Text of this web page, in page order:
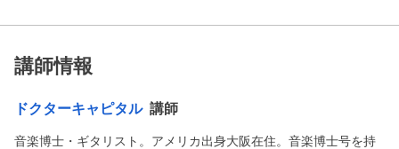
講師情報
ドクターキャピタル 講師
音楽博士・ギタリスト。アメリカ出身大阪在住。音楽博士号を持